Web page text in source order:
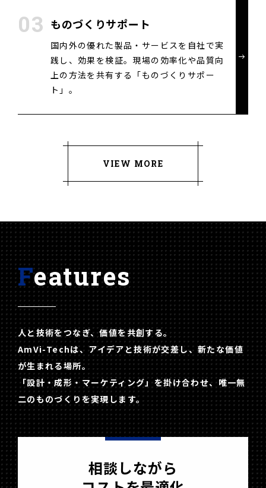
VIEW MORE
ものづくりサポート
国内外の優れた製品・サービスを自社で実
践し、効果を検証。現場の効率化や品質向
上の方法を共有する「ものづくりサポー
ト」。
Features
人と技術をつなぎ、価値を共創する。
AmVi-Techは、アイデアと技術が交差し、新たな価値
が生まれる場所。
「設計・成形・マーケティング」を掛け合わせ、唯一無
二のものづくりを実現します。
相談しながら